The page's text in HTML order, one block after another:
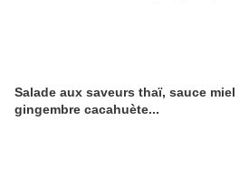
Salade aux saveurs thaï, sauce miel
gingembre cacahuète...